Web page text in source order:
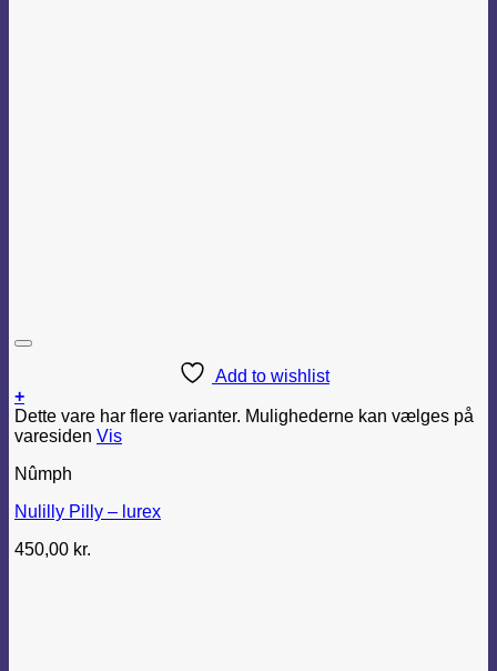
Add to wishlist
+
Dette vare har flere varianter. Mulighederne kan vælges på
varesiden Vis
Nûmph
Nulilly Pilly – lurex
450,00 kr.